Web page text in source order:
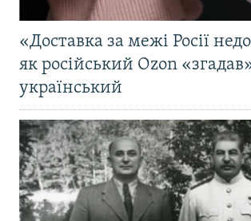
«Доставка за межі Росії
як російський Ozon
український